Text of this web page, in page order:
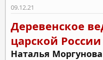
м
а
а
09.12.21
Деревенское
царской России
Наталья Моргунова